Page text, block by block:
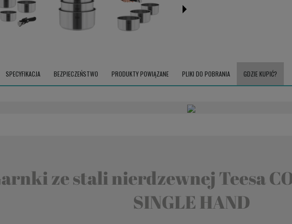
SPECYFIKACJA BEZPIECZEŃSTWO PRODUKTY POWIĄZANE PLIKI DO POBRANIA GDZIE KUPIĆ?
ze stali nierdzewnej Teesa
SINGLE HAND